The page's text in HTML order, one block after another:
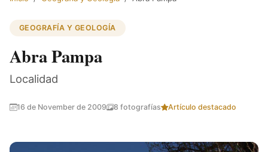
GEOGRAFÍA Y GEOLOGÍA
Abra Pampa
Localidad
16 de November de 2009 8 fotografías Artículo destacado